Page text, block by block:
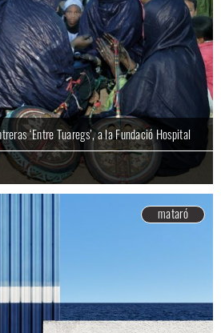
‘Entre Tuaregs’, a la Fundació Hospital
mataró